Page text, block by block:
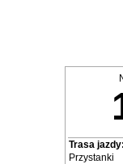
Trasa jazdy:
Przystanki